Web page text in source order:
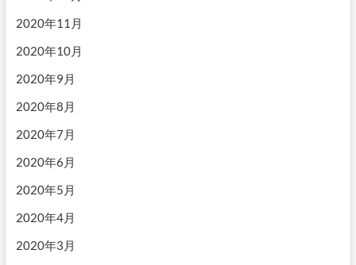
2020年11月
2020年10月
2020年9月
2020年8月
2020年7月
2020年6月
2020年5月
2020年4月
2020年3月